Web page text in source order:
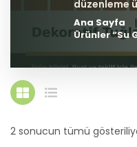
Ana Sayfa
Ürünler “Su
2 sonucun tümü